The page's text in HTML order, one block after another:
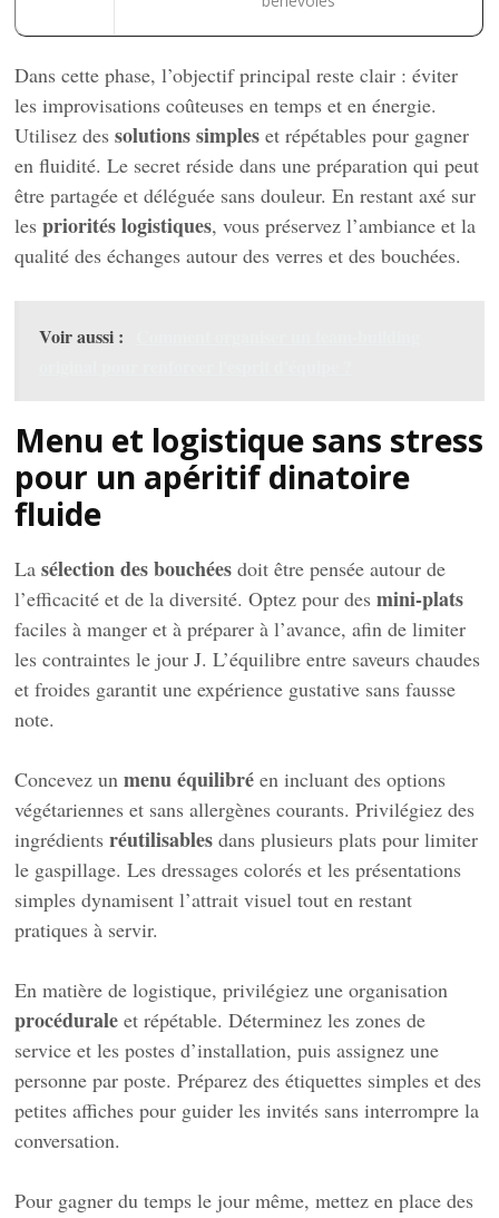
Dans cette phase, l’objectif principal reste clair : éviter
les improvisations coûteuses en temps et en énergie.
Utilisez dessolutions simples et répétables pour gagner
en fluidité. Le secret réside dans une préparation qui peut
être partagée et déléguée sans douleur. En restant axé sur
lespriorités logistiques, vous préservez l’ambiance et la
qualité des échanges autour des verres et des bouchées.
Voir aussi :
Menu et logistique sans stress
pour un apéritif dinatoire
fluide
Lasélection des bouchées doit être pensée autour de
l’efficacité et de la diversité. Optez pour desmini-plats
faciles à manger et à préparer à l’avance, afin de limiter
les contraintes le jour J. L’équilibre entre saveurs chaudes
et froides garantit une expérience gustative sans fausse
note.
Concevez unmenu équilibré en incluant des options
végétariennes et sans allergènes courants. Privilégiez des
ingrédientsréutilisables dans plusieurs plats pour limiter
le gaspillage. Les dressages colorés et les présentations
simples dynamisent l’attrait visuel tout en restant
pratiques à servir.
En matière de logistique, privilégiez une organisation
procédurale et répétable. Déterminez les zones de
service et les postes d’installation, puis assignez une
personne par poste. Préparez des étiquettes simples et des
petites affiches pour guider les invités sans interrompre la
conversation.
Pour gagner du temps le jour même, mettez en place des